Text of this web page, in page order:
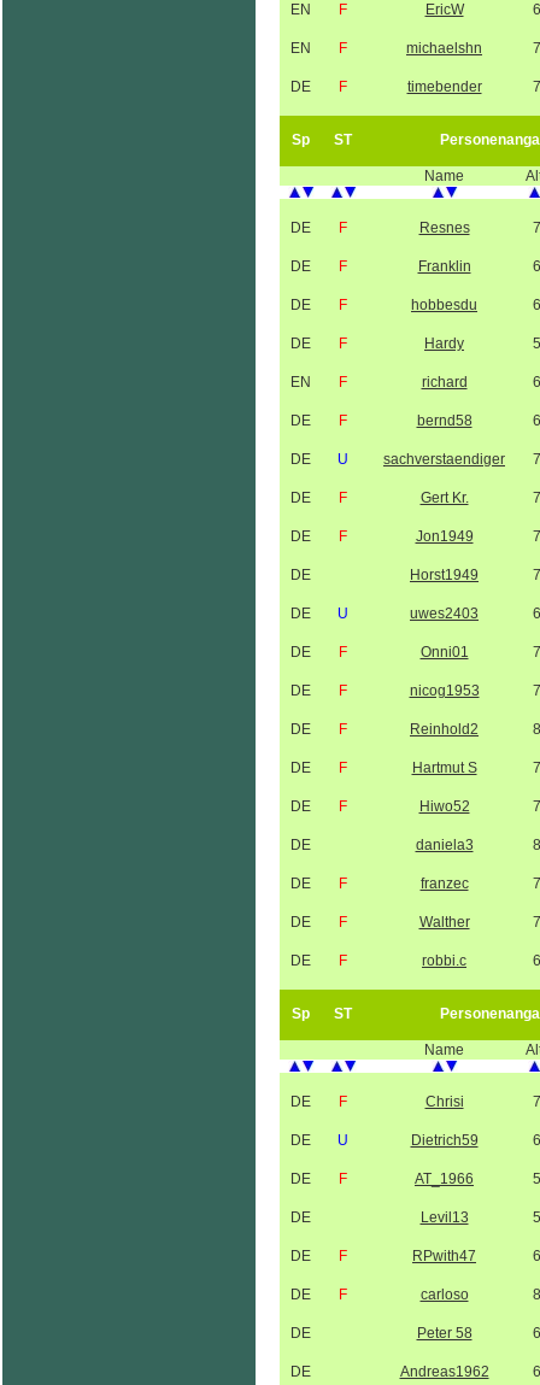
EN F EricW
EN F michaelshn
DE F timebender
Sp ST
Name
DE F Resnes
DE F Franklin
DE F hobbesdu
DE F Hardy
EN F richard
DE F bernd58
DE U sachverstaendiger
DE F Gert Kr.
DE F Jon1949
DE Horst1949
DE U uwes2403
DE F Onni01
DE F nicog1953
DE F Reinhold2
DE F Hartmut S
DE F Hiwo52
DE daniela3
DE F franzec
DE F Walther
DE F robbi.c
Sp ST
Name
DE F Chrisi
DE U Dietrich59
DE F AT_1966
DE Levil13
DE F RPwith47
DE F carloso
DE Peter 58
DE Andreas1962